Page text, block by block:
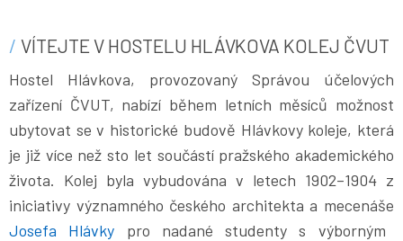
VÍTEJTE V HOSTELU HLÁVKOVA KOLEJ ČVUT
Hostel Hlávkova, provozovaný Správou účelových
zařízení ČVUT, nabízí během letních měsíců možnost
ubytovat se v historické budově Hlávkovy koleje, která
je již více než sto let součástí pražského akademického
života. Kolej byla vybudována v letech 1902–1904 z
iniciativy významného českého architekta a mecenáše
Josefa Hlávky pro nadané studenty s výborným